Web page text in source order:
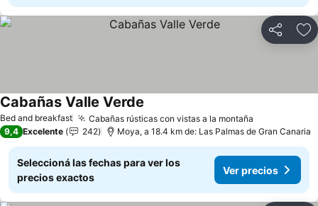
Compartir
Bed and breakfast Cabañas rústicas con vistas a la montaña
Cabañas Valle Verde
9,4 Excelente 242 Moya, a 18.4 km de: Las Palmas de Gran Canaria
Seleccioná las fechas para ver los
precios exactos
Ver precios